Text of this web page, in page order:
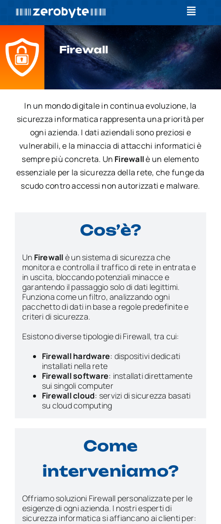
Salta
Toggle
Home
Formazione
News
Contatti
Log In
Firewall
In un mondo digitale in continua evoluzione, la
sicurezza informatica rappresenta una priorità per
ogni azienda. I dati aziendali sono preziosi e
vulnerabili, e la minaccia di attacchi informatici è
sempre più concreta. Un Firewallè un elemento
essenziale per la sicurezza della rete, che funge da
scudo contro accessi non autorizzati e malware.
Cos’è?
Un Firewallè un sistema di sicurezza che
monitora e controlla il traffico di rete in entrata e
in uscita, bloccando potenziali minacce e
garantendo il passaggio solo di dati legittimi.
Funziona come un filtro, analizzando ogni
pacchetto di dati in base a regole predefinite e
criteri di sicurezza.
Esistono diverse tipologie di Firewall, tra cui:
Firewall hardware: dispositivi dedicati
installati nella rete
Firewall software: installati direttamente
sui singoli computer
Firewall cloud: servizi di sicurezza basati
su cloud computing
Come
interveniamo?
Offriamo soluzioni Firewall personalizzate per le
esigenze di ogni azienda. I nostri esperti di
sicurezza informatica si affiancano ai clienti per: